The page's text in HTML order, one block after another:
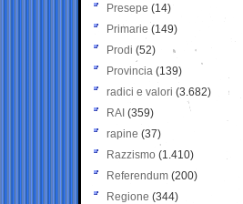
Presepe (14)
Primarie (149)
Prodi (52)
Provincia (139)
radici e valori (3.682)
RAI (359)
rapine (37)
Razzismo (1.410)
Referendum (200)
Regione (344)